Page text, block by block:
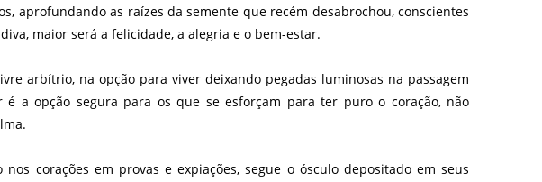
aprofundando as raízes da semente que recém desabrochou, conscientes
maior será a felicidade, a alegria e o bem-estar.
arbítrio, na opção para viver deixando pegadas luminosas na passagem
a opção segura para os que se esforçam para ter puro o coração, não
corações em provas e expiações, segue o ósculo depositado em seus